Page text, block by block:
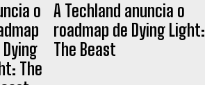
A Techland anuncia o
roadmap de Dying Light:
The Beast